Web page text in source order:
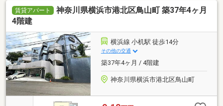
賃貸アパート
神奈川県横浜市港北区鳥山町 築37年4ヶ月
4階建
横浜線 小机駅 徒歩14分
その他の交通
築37年4ヶ月 / 4階建
神奈川県横浜市港北区鳥山町